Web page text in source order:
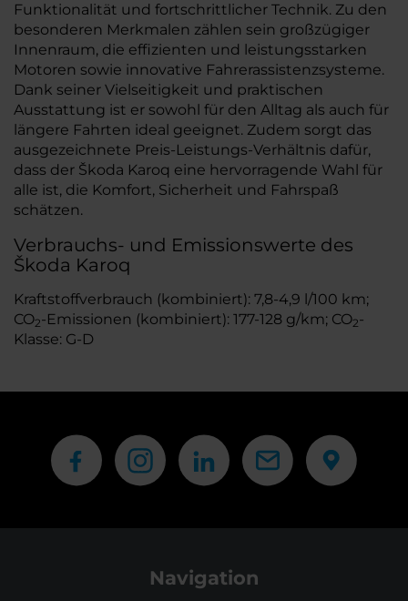
Funktionalität und fortschrittlicher Technik. Zu den
besonderen Merkmalen zählen sein großzügiger
Innenraum, die effizienten und leistungsstarken
Motoren sowie innovative Fahrerassistenzsysteme.
Dank seiner Vielseitigkeit und praktischen
Ausstattung ist er sowohl für den Alltag als auch für
längere Fahrten ideal geeignet. Zudem sorgt das
ausgezeichnete Preis-Leistungs-Verhältnis dafür,
dass der Škoda Karoq eine hervorragende Wahl für
alle ist, die Komfort, Sicherheit und Fahrspaß
schätzen.
Verbrauchs- und Emissionswerte des
Škoda Karoq
Kraftstoffverbrauch (kombiniert): 7,8-4,9 l/100 km;
CO2-Emissionen (kombiniert): 177-128 g/km; CO2-
Klasse: G-D
Navigation